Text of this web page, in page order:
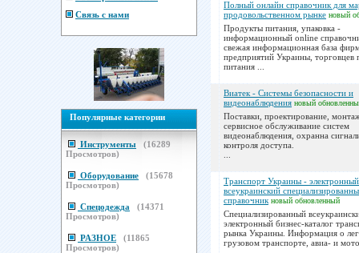
Связь с нами
Популярные категории
Инструменты (16289
Просмотров)
Оборудование (15678
Просмотров)
Спецодежда (14371
Просмотров)
РАЗНОЕ (11865
Просмотров)
Полный онлайн справочник для
продовольственном рынке новый
Продукты питания, упаковка -
информационный online
свежая информационная база
предприятий Украины, торговцев
питания ...
Виатек - Системы безопасности и
видеонаблюдения новый
Поставки, проектирование,
сервисное обслуживание систем
видеонаблюдения, охранна
контроля доступа.
Транспорт Украины - электронный
всеукраинский
справочник новый обновленный
Специализированный
электронный бизнес-каталог
рынка Украины. Информация о
грузовом транспорте, авиа- и